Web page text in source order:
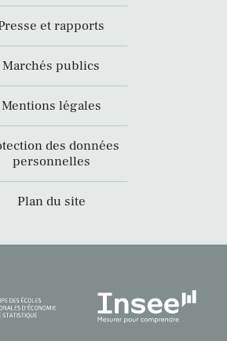
et rapports
Marchés publics
Mentions légales
des données
personnelles
Plan du site